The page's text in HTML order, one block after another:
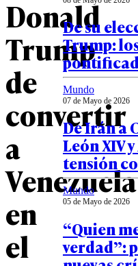
Donald
Trump
de
convertir
a
Venezuela
en
el
De su
Trump:
Mundo
07 de Mayo de 2026
De Irán a
León XIV
tensión
Mundo
05 de Mayo de 2026
“Quien
verdad”: